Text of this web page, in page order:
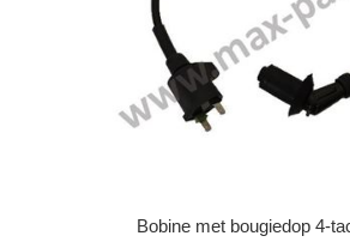
Bobine met bougiedop 4-